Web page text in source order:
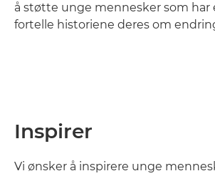
å støtte unge mennesker som har
fortelle historiene deres om
Inspirer
Vi ønsker å inspirere unge